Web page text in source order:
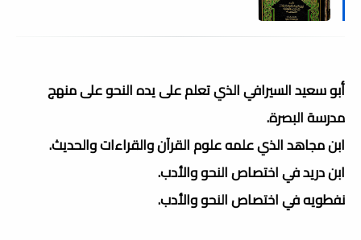
أبو سعيد السيرافي الذي تعلم على يده النحو على منهج
مدرسة البصرة.
ابن مجاهد الذي علمه علوم القرآن والقراءات والحديث.
ابن دريد في اختصاص النحو والأدب.
نفطويه في اختصاص النحو والأدب.